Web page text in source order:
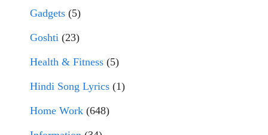
Gadgets (5)
Goshti (23)
Health & Fitness (5)
Hindi Song Lyrics (1)
Home Work (648)